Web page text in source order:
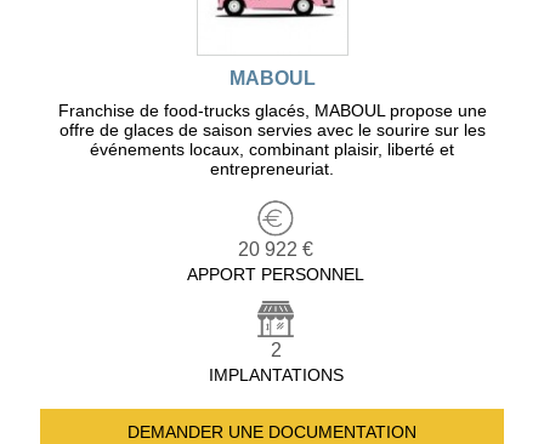
MABOUL
Franchise de food-trucks glacés, MABOUL propose une
offre de glaces de saison servies avec le sourire sur les
événements locaux, combinant plaisir, liberté et
entrepreneuriat.
20 922 €
APPORT PERSONNEL
2
IMPLANTATIONS
DEMANDER UNE DOCUMENTATION